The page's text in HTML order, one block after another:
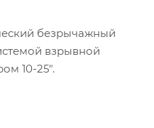
безрычажный
взрывной
10-25".